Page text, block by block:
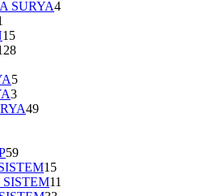
SURYA4
15
5
3
49
59
15
SISTEM11